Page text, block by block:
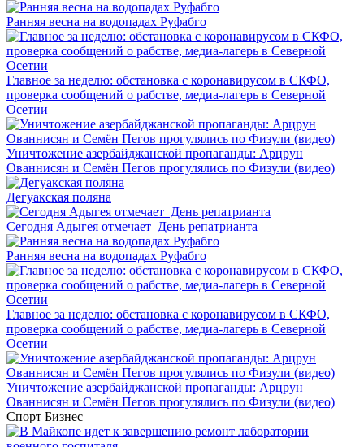
Ранняя весна на водопадах Руфабго
Главное за неделю: обстановка с коронавирусом в СКФО,
проверка сообщений о рабстве, медиа-лагерь в Северной
Осетии
Уничтожение азербайджанской пропаганды: Арцрун
Ованнисян и Семён Пегов прогулялись по Физули (видео)
Дегуакская поляна
Сегодня Адыгея отмечает День репатрианта
Ранняя весна на водопадах Руфабго
Главное за неделю: обстановка с коронавирусом в СКФО,
проверка сообщений о рабстве, медиа-лагерь в Северной
Осетии
Уничтожение азербайджанской пропаганды: Арцрун
Ованнисян и Семён Пегов прогулялись по Физули (видео)
Спорт Бизнес